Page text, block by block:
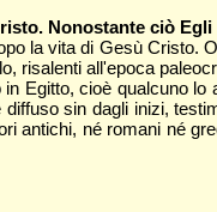
Nonostante ciò
la vita di Gesù
risalenti all'epoca
Egitto, cioè qualcuno
sin dagli inizi,
antichi, né romani né